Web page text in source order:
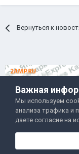
Вернуться к
Правила и
Важная
Мы используем
анализа трафика и
даете согласие на